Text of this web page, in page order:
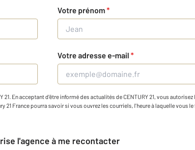
Votre prénom*
Votre adresse e-mail *
En acceptant d'être informé des actualités de CENTURY 21, vous
21 France pourra savoir si vous ouvrez les courriels, l'heure à laquelle vous
l'agence à me recontacter